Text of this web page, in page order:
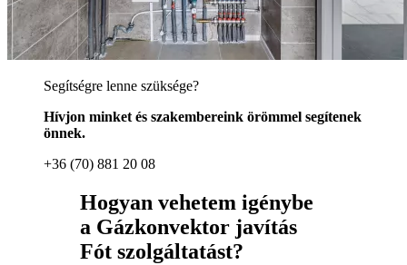
Segítségre lenne szüksége?
Hívjon minket és szakembereink örömmel segítenek
önnek.
+36 (70) 881 20 08
Hogyan vehetem igénybe
a Gázkonvektor javítás
Fót szolgáltatást?